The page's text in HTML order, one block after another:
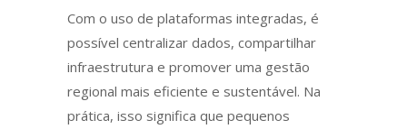
Com o uso de plataformas integradas, é
possível centralizar dados, compartilhar
infraestrutura e promover uma gestão
regional mais eficiente e sustentável. Na
prática, isso significa que pequenos